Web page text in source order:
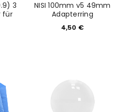
3
für
NISI 100mm v5 49mm
Adapterring
4,50 €